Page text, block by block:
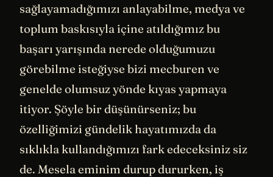
sağlayamadığımızı anlayabilme, medya ve
toplum baskısıyla içine atıldığımız bu
başarı yarışında nerede olduğumuzu
görebilme isteğiyse bizi mecburen ve
genelde olumsuz yönde kıyas yapmaya
itiyor. Şöyle bir düşünürseniz; bu
özelliğimizi gündelik hayatımızda da
sıklıkla kullandığımızı fark edeceksiniz siz
de. Mesela eminim durup dururken, iş